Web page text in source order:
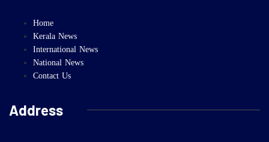
Home
Kerala News
International News
National News
Contact Us
Address